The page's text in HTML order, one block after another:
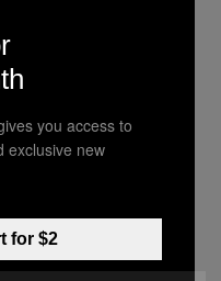
Valentino
Stories
you access to
exclusive new
for $2